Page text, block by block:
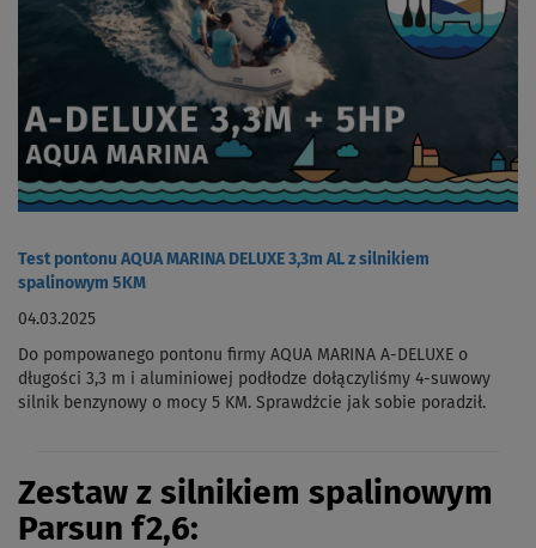
Test pontonu AQUA MARINA DELUXE 3,3m AL z silnikiem
spalinowym 5KM
04.03.2025
Do pompowanego pontonu firmy AQUA MARINA A-DELUXE o
długości 3,3 m i aluminiowej podłodze dołączyliśmy 4-suwowy
silnik benzynowy o mocy 5 KM. Sprawdźcie jak sobie poradził.
Zestaw z silnikiem spalinowym
Parsun f2,6: